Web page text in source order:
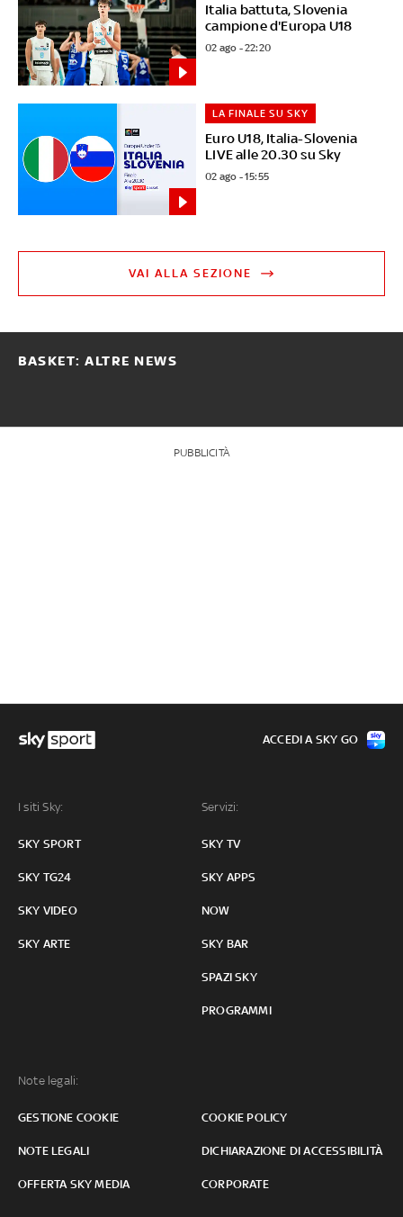
Italia battuta, Slovenia
campione d'Europa U18
02 ago - 22:20
Euro U18, Italia-Slovenia
LIVE alle 20.30 su Sky
LA FINALE SU SKY
02 ago - 15:55
VAI ALLA SEZIONE
BASKET: ALTRE NEWS
PUBBLICITÀ
I siti Sky:
SKY SPORT
SKY TG24
SKY VIDEO
SKY ARTE
Servizi:
SKY TV
SKY APPS
NOW
SKY BAR
SPAZI SKY
PROGRAMMI
Note legali:
GESTIONE COOKIE COOKIE POLICY
NOTE LEGALI DICHIARAZIONE DI ACCESSIBILITÀ
OFFERTA SKY MEDIA CORPORATE
ACCEDI A SKY GO